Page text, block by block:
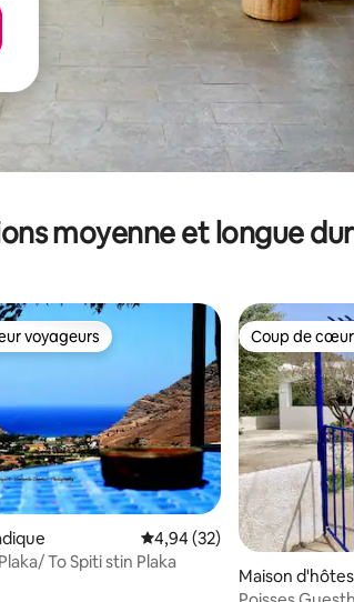
moyenne et longue
base de 31 commentaires : 4,97 sur 5
voyageurs
voyageurs
Évaluation moyenne sur la
4,94 (32)
To Spiti stin Plaka
Coup de
Coup de
Maison d'hôtes